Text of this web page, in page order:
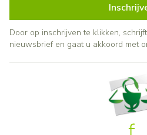
Door op inschrijven te klikken,
nieuwsbrief en gaat u akkoord met